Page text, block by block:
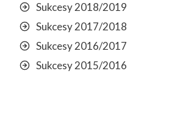
Sukcesy 2018/2019
Sukcesy 2017/2018
Sukcesy 2016/2017
Sukcesy 2015/2016